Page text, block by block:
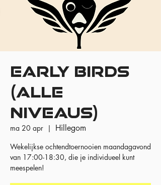
EARLY BIRDS
(ALLE
NIVEAUS)
ma 20 apr
  |
Hillegom
Wekelijkse ochtendtoernooien maandagavond
van 17:00-18:30, die je individueel kunt
meespelen!